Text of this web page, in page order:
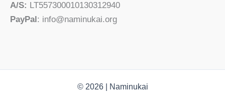
A/S: LT557300010130312940
PayPal : info@naminukai.org
© 2026 | Naminukai